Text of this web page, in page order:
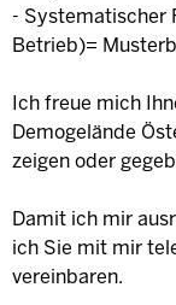
- Systematischer
Betrieb)=
Ich freue mich
Demogelände
zeigen oder
Damit ich mir
ich Sie mit mir
vereinbaren.